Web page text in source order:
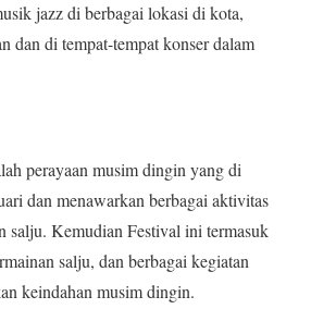
jazz di berbagai lokasi di kota,
dan di tempat-tempat konser dalam
perayaan musim dingin yang di
dan menawarkan berbagai aktivitas
salju. Kemudian Festival ini termasuk
salju, dan berbagai kegiatan
keindahan musim dingin.